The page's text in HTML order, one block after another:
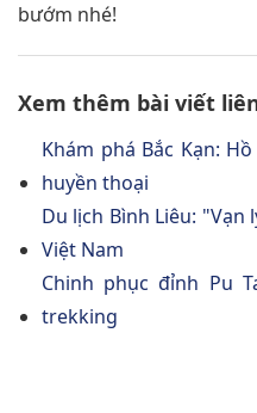
bướm nhé!
Xem thêm bài viết
Khám phá Bắc Kạn:
huyền thoại
Du lịch Bình Liêu:
Việt Nam
Chinh phục đỉnh Pu
trekking